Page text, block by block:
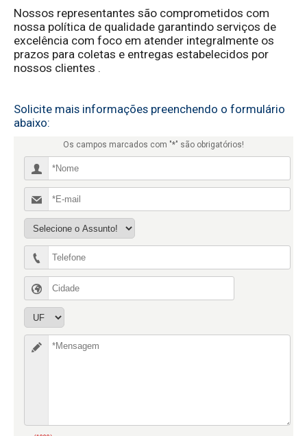
Nossos representantes são comprometidos com
nossa política de qualidade garantindo serviços de
excelência com foco em atender integralmente os
prazos para coletas e entregas estabelecidos por
nossos clientes .
Solicite mais informações preenchendo o formulário
abaixo: